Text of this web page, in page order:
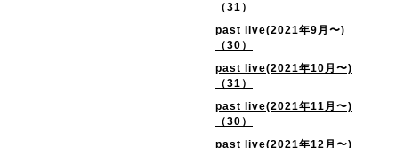
（31）
past live(2021年9月〜)
（30）
past live(2021年10月〜)
（31）
past live(2021年11月〜)
（30）
past live(2021年12月〜)